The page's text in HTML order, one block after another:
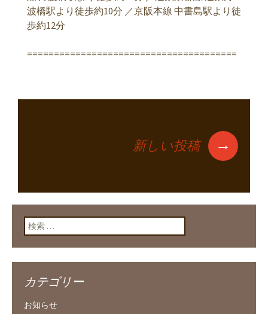
波橋駅より徒歩約10分 ／京阪本線 中書島駅より徒
歩約12分
=======================================
投稿ナビゲーショ
ン
新しい投稿 →
検索:
カテゴリー
お知らせ